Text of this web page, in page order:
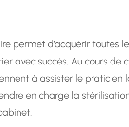
permet d’acquérir toutes
avec succès. Au cours de
à assister le praticien
en charge la